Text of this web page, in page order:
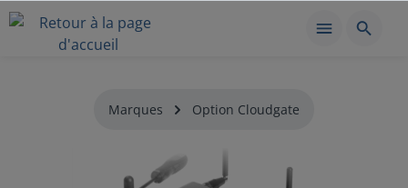
Marques Option Cloudgate